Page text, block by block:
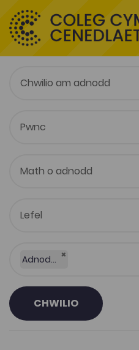
Adnodd Coleg Cymraeg ×
CHWILIO